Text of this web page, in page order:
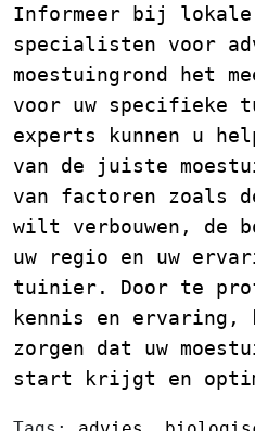
Informeer bij
specialisten voor
moestuingrond het
voor uw specifieke
experts kunnen u
van de juiste
van factoren zoals
wilt verbouwen, de
uw regio en uw
tuinier. Door te
kennis en ervaring,
zorgen dat uw
start krijgt en